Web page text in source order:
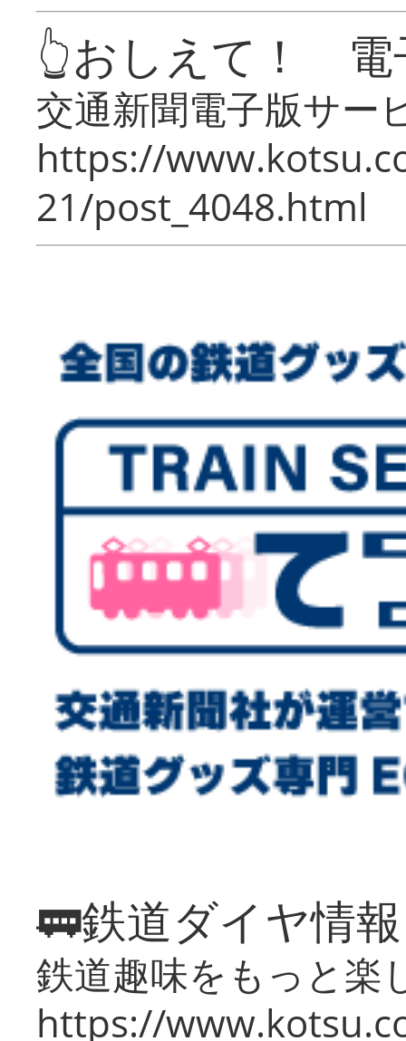
👆おしえて！ 電
交通新聞電子版サー
https://
21/post_4048.html
🚃鉄道ダイヤ情
鉄道趣味をもっと楽
https://